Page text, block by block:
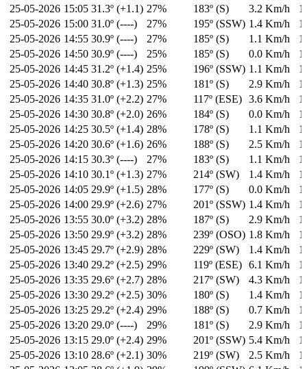
25-05-2026 15:05 31.3º (+1.1) 27% 183º (S) 3.2 Km/h
25-05-2026 15:00 31.0º (----) 27% 195º (SSW) 1.4 Km/h
25-05-2026 14:55 30.9º (----) 27% 185º (S) 1.1 Km/h
25-05-2026 14:50 30.9º (----) 25% 185º (S) 0.0 Km/h
25-05-2026 14:45 31.2º (+1.4) 25% 196º (SSW) 1.1 Km/h
25-05-2026 14:40 30.8º (+1.3) 25% 181º (S) 2.9 Km/h
25-05-2026 14:35 31.0º (+2.2) 27% 117º (ESE) 3.6 Km/h
25-05-2026 14:30 30.8º (+2.0) 26% 184º (S) 0.0 Km/h
25-05-2026 14:25 30.5º (+1.4) 28% 178º (S) 1.1 Km/h
25-05-2026 14:20 30.6º (+1.6) 26% 188º (S) 2.5 Km/h
25-05-2026 14:15 30.3º (----) 27% 183º (S) 1.1 Km/h
25-05-2026 14:10 30.1º (+1.3) 27% 214º (SW) 1.4 Km/h
25-05-2026 14:05 29.9º (+1.5) 28% 177º (S) 0.0 Km/h
25-05-2026 14:00 29.9º (+2.6) 27% 201º (SSW) 1.4 Km/h
25-05-2026 13:55 30.0º (+3.2) 28% 187º (S) 2.9 Km/h
25-05-2026 13:50 29.9º (+3.2) 28% 239º (OSO) 1.8 Km/h
25-05-2026 13:45 29.7º (+2.9) 28% 229º (SW) 1.4 Km/h
25-05-2026 13:40 29.2º (+2.5) 29% 119º (ESE) 6.1 Km/h
25-05-2026 13:35 29.6º (+2.7) 28% 217º (SW) 4.3 Km/h
25-05-2026 13:30 29.2º (+2.5) 30% 180º (S) 1.4 Km/h
25-05-2026 13:25 29.2º (+2.4) 29% 188º (S) 0.7 Km/h
25-05-2026 13:20 29.0º (----) 29% 181º (S) 2.9 Km/h
25-05-2026 13:15 29.0º (+2.4) 29% 201º (SSW) 5.4 Km/h
25-05-2026 13:10 28.6º (+2.1) 30% 219º (SW) 2.5 Km/h